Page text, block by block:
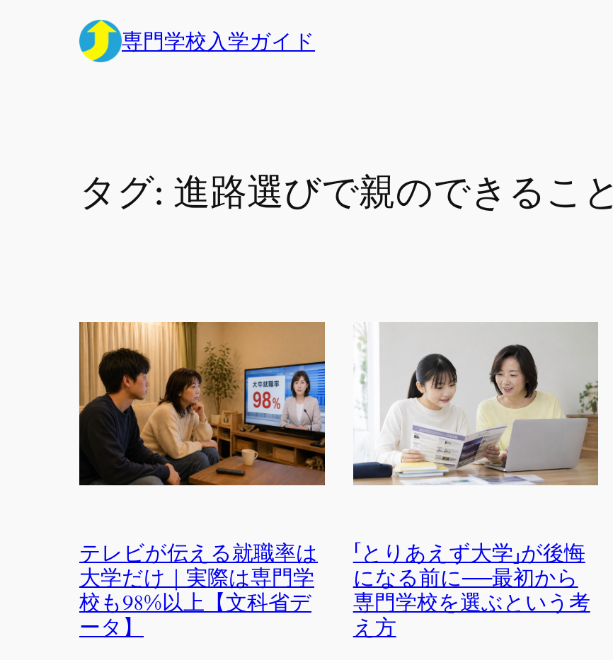
専門学校入学ガイド
タグ: 進路選びで親のできること
テレビが伝える就職率は
大学だけ｜実際は専門学
校も98%以上【文科省デ
ータ】
「とりあえず大学」が後悔
になる前に──最初から
専門学校を選ぶという考
え方